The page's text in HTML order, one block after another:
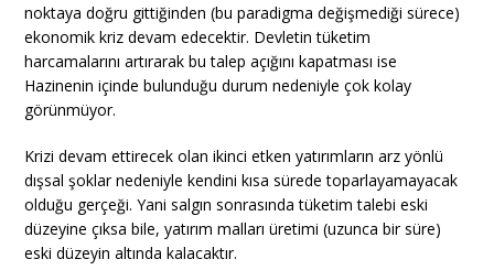
noktaya doğru gittiğinden (bu paradigma değişmediği sürece)
ekonomik kriz devam edecektir. Devletin tüketim
harcamalarını artırarak bu talep açığını kapatması ise
Hazinenin içinde bulunduğu durum nedeniyle çok kolay
görünmüyor.
Krizi devam ettirecek olan ikinci etken yatırımların arz yönlü
dışsal şoklar nedeniyle kendini kısa sürede toparlayamayacak
olduğu gerçeği. Yani salgın sonrasında tüketim talebi eski
düzeyine çıksa bile, yatırım malları üretimi (uzunca bir süre)
eski düzeyin altında kalacaktır.